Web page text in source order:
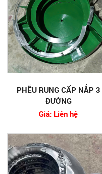
PHỄU RUNG CẤP NẮP 3
ĐƯỜNG
Giá: Liên hệ